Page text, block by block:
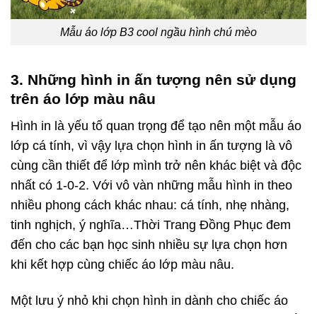
Mẫu áo lớp B3 cool ngầu hình chú mèo
3. Những hình in ấn tượng nên sử dụng
trên áo lớp màu nâu
Hình in là yếu tố quan trọng để tạo nên một mẫu áo
lớp cá tính, vì vậy lựa chọn hình in ấn tượng là vô
cùng cần thiết để lớp mình trở nên khác biệt và độc
nhất có 1-0-2. Với vô vàn những mẫu hình in theo
nhiều phong cách khác nhau: cá tính, nhẹ nhàng,
tinh nghịch, ý nghĩa…Thời Trang Đồng Phục đem
đến cho các bạn học sinh nhiều sự lựa chọn hơn
khi kết hợp cùng chiếc áo lớp màu nâu.
Một lưu ý nhỏ khi chọn hình in dành cho chiếc áo